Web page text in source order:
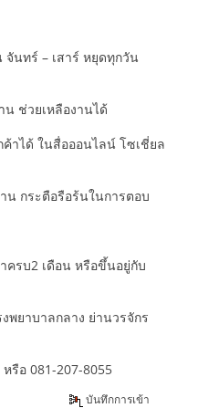
นทร์ – เสาร์ หยุดทุกวัน
ช่วยเหลืองานได้
ได้ ในสื่อออนไลน์ โซเชี่ยล
กระตือรือร้นในการตอบ
ครบ2 เดือน หรือขึ้นอยู่กับ
พยาบาลกลาง ย่านวรจักร
รือ 081-207-8055
บันทึกการเข้า